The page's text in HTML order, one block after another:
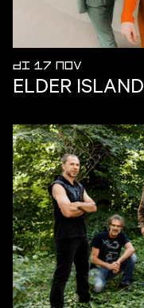
DI 17 NOV
ELDER ISLAND